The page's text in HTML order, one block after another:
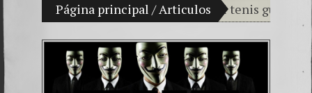
Página principal /Articulos
Bitkov, una promesa del tenis guatemalteco.
Rompiendo el
¿Cómo el
El Día de la